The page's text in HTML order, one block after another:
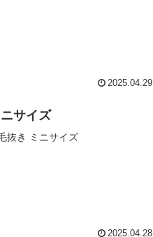
2025.04.29
サイズ
抜き ミニサイズ
2025.04.28